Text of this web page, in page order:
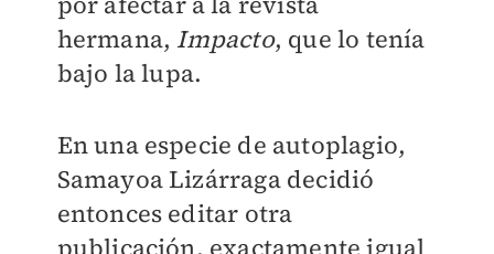
hermana, Impacto, que lo tenía
bajo la lupa.
En una especie de autoplagio,
Samayoa Lizárraga decidió
entonces editar otra